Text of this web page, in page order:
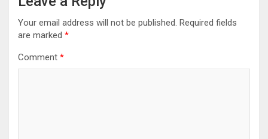
Your email address will not be published. Required fields
are marked *
Comment *